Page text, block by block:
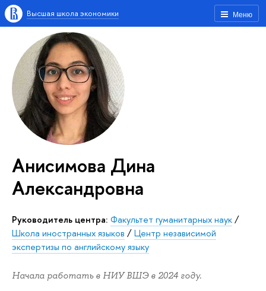
Меню
Высшая школа экономики
Анисимова Дина
Александровна
Руководитель центра: Факультет гуманитарных наук/
Школа иностранных языков /Центр независимой
экспертизы по английскому языку
Начала работать в НИУ ВШЭ в 2024 году.